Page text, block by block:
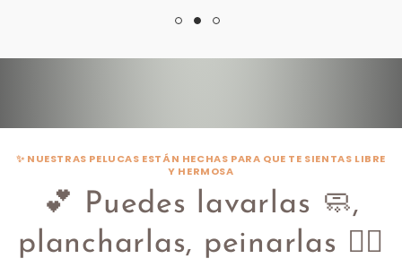
✨ NUESTRAS PELUCAS ESTÁN HECHAS PARA QUE TE SIENTAS LIBRE
Y HERMOSA
💕 Puedes lavarlas 🧼,
plancharlas, peinarlas 💇‍♀️